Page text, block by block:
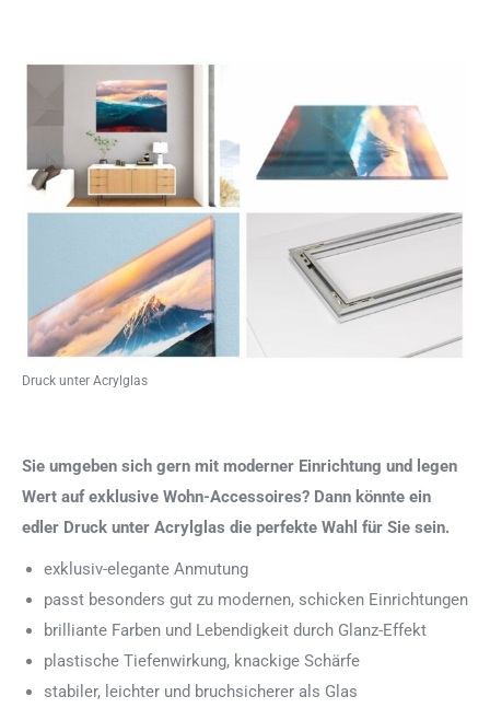
Druck unter Acrylglas
Sie umgeben sich gern mit moderner Einrichtung und legen
Wert auf exklusive Wohn-Accessoires? Dann könnte ein
edler Druck unter Acrylglas die perfekte Wahl für Sie sein.
exklusiv-elegante Anmutung
passt besonders gut zu modernen, schicken Einrichtungen
brilliante Farben und Lebendigkeit durch Glanz-Effekt
plastische Tiefenwirkung, knackige Schärfe
stabiler, leichter und bruchsicherer als Glas